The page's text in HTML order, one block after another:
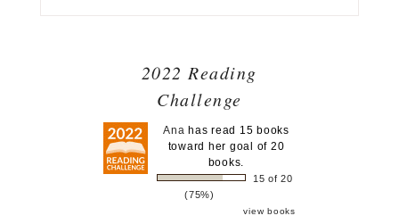
2022 Reading
Challenge
Ana has read 15 books
toward her goal of 20
books.
15 of 20
(75%)
view books